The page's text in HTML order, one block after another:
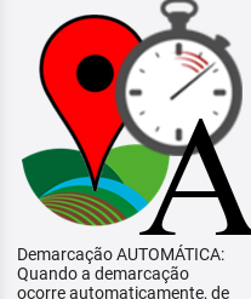
Demarcação AUTOMÁTICA:
Quando a demarcação
ocorre automaticamente, de